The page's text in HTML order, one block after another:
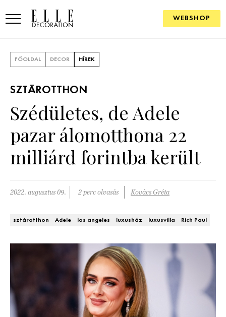
WEBSHOP
SZOBÁK
Konyha
Fürdőszoba
Nappali
ÖTLETEK
Szállodák és vendégházak WEBSHOP
FŐOLDAL DECOR HÍREK
SZTÁROTTHON
Szédületes, de Adele
pazar álomotthona 22
milliárd forintba került
2022. augusztus 09. 2 perc olvasás Kovács Gréta
sztárotthon Adele los angeles luxusház luxusvilla Rich Paul